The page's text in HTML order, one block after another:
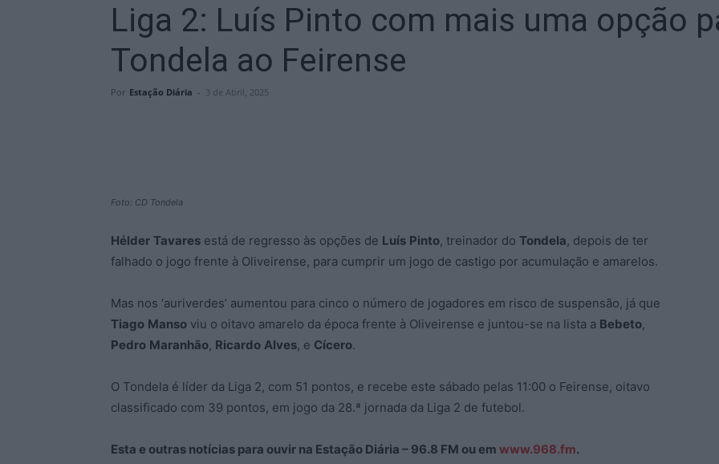
Liga 2: Luís Pinto com mais uma opção
Tondela ao Feirense
Por Estação Diária - 3 de Abril, 2025
Foto: CD Tondela
Hélder Tavares está de regresso às opções de Luís Pinto, treinador do Tondela, depois de ter
falhado o jogo frente à Oliveirense, para cumprir um jogo de castigo por acumulação e amarelos.
Mas nos ‘auriverdes’ aumentou para cinco o número de jogadores em risco de suspensão, já que
Tiago Manso viu o oitavo amarelo da época frente à Oliveirense e juntou-se na lista a Bebeto,
Pedro Maranhão, Ricardo Alves, e Cícero.
O Tondela é líder da Liga 2, com 51 pontos, e recebe este sábado pelas 11:00 o Feirense, oitavo
classificado com 39 pontos, em jogo da 28.ª jornada da Liga 2 de futebol.
Esta e outras notícias para ouvir na Estação Diária – 96.8 FM ou em www.968.fm.